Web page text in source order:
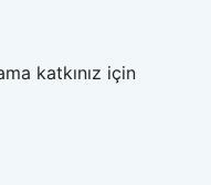
katkınız için